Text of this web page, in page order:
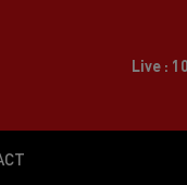
Live :